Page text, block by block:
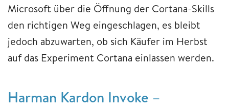
Microsoft über die Öffnung der Cortana-Skills
den richtigen Weg eingeschlagen, es bleibt
jedoch abzuwarten, ob sich Käufer im Herbst
auf das Experiment Cortana einlassen werden.
Harman Kardon Invoke –